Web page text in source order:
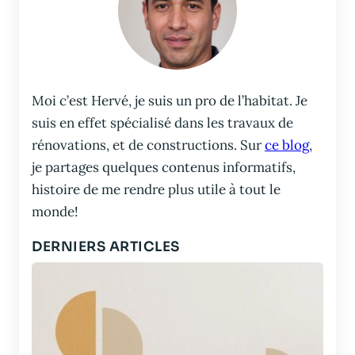
Moi c’est Hervé, je suis un pro de l’habitat. Je
suis en effet spécialisé dans les travaux de
rénovations, et de constructions. Surce blog,
je partages quelques contenus informatifs,
histoire de me rendre plus utile à tout le
monde!
DERNIERS ARTICLES